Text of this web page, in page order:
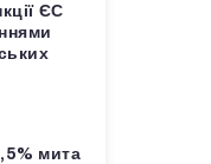
ЄС
мита